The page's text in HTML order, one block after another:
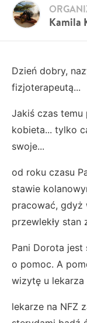
Kamila
Dzień dobry,
fizjoterapeutą...
Jakiś czas temu
kobieta... tylko
swoje...
od roku czasu
stawie
pracować, gdyż
przewlekły stan
Pani Dorota
o pomoc. A
wizytę u lekarza
lekarze na NFZ